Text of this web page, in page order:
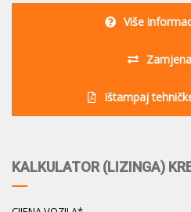
Više
Ištampaj
KALKULATOR (LIZINGA)